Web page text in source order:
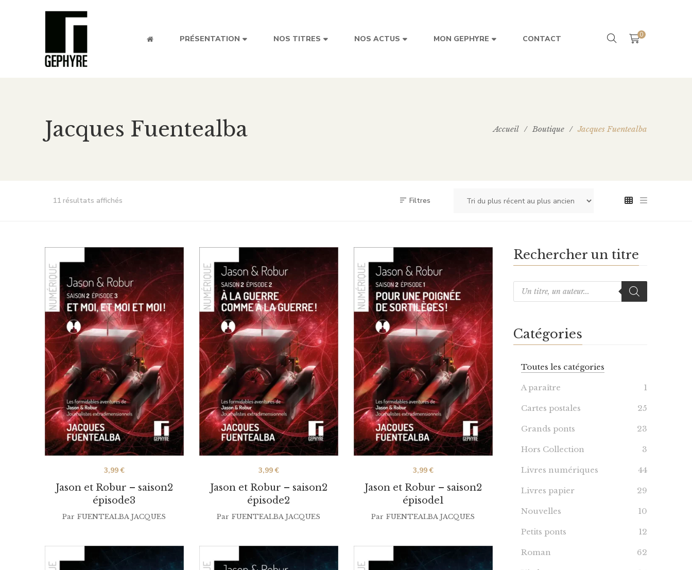
PRÉSENTATION NOS TITRES NOS ACTUS MON GEPHYRE CONTACT 0
Jacques Fuentealba Accueil / Boutique / Jacques Fuentealba
11 résultats affichés Filtres
Jason et Robur – saison2
épisode3
3,99€
Par FUENTEALBA JACQUES
Jason et Robur – saison2
épisode2
3,99€
Par FUENTEALBA JACQUES
Jason et Robur – saison2
épisode1
3,99€
Par FUENTEALBA JACQUES
Rechercher un titre
Catégories
Toutes les catégories
A paraître 1
Cartes postales 25
Grands ponts 23
Hors Collection 3
Livres numériques 44
Livres papier 29
Nouvelles 10
Petits ponts 12
Roman 62